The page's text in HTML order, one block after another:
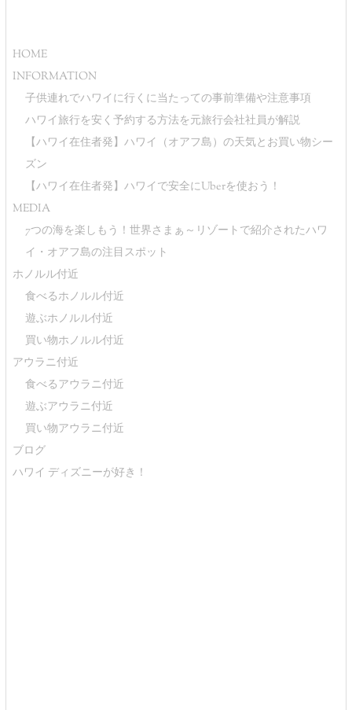
HOME
INFORMATION
子供連れでハワイに行くに当たっての事前準備や注意事項
ハワイ旅行を安く予約する方法を元旅行会社社員が解説
【ハワイ在住者発】ハワイ（オアフ島）の天気とお買い物シー
ズン
【ハワイ在住者発】ハワイで安全にUberを使おう！
MEDIA
7つの海を楽しもう！世界さまぁ～リゾートで紹介されたハワ
イ・オアフ島の注目スポット
ホノルル付近
食べるホノルル付近
遊ぶホノルル付近
買い物ホノルル付近
アウラニ付近
食べるアウラニ付近
遊ぶアウラニ付近
買い物アウラニ付近
ブログ
ハワイ ディズニーが好き！